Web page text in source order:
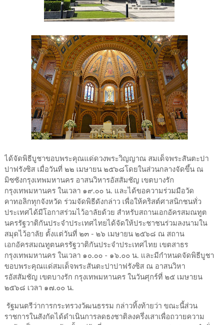
ได้จัดพิธีบูชาขอบพระคุณแด่ดวงพระวิญญาณ สมเด็จพระสันตะปา
ปาฟรังซิส เมื่อวันที่ ๒๒ เมษายน ๒๕๖๘โดยในส่วนกลางจัดขึ้น ณ
มิซซังกรุงเทพมหานคร อาสนวิหารอัสสัมชัญ เขตบางรัก
กรุงเทพมหานคร ในเวลา ๑๙.๐๐ น. และได้ขอความร่วมมือวัด
คาทอลิกทุกจังหวัด ร่วมจัดพิธีดังกล่าว เพื่อให้คริสต์ศาสนิกชนทั่ว
ประเทศได้มีโอกาสร่วมไว้อาลัยด้วย สำหรับสถานเอกอัครสมณทูต
นครรัฐวาติกันประจำประเทศไทยได้จัดให้ประชาชนร่วมลงนามใน
สมุดไว้อาลัย ตั้งแต่วันที่ ๒๓ - ๒๖ เมษายน ๒๕๖๘ ณ สถาน
เอกอัครสมณทูตนครรัฐวาติกันประจำประเทศไทย เขตสาธร
กรุงเทพมหานคร ในเวลา ๑๐.๐๐ - ๑๖.๐๐ น. และมีกำหนดจัดพิธีบูชา
ขอบพระคุณแด่สมเด็จพระสันตะปาปาฟรังซิส ณ อาสนวิหา
รอัสสัมชัญ เขตบางรัก กรุงเทพมหานคร ในวันศุกร์ที่ ๒๕ เมษายน
๒๕๖๘ เวลา ๑๗.๐๐ น.
รัฐมนตรีว่าการกระทรวงวัฒนธรรม กล่าวทิ้งท้ายว่า ขณะนี้ส่วน
ราชการในสังกัดได้ดำเนินการลดธงชาติลงครึ่งเสาเพื่อถวายความ